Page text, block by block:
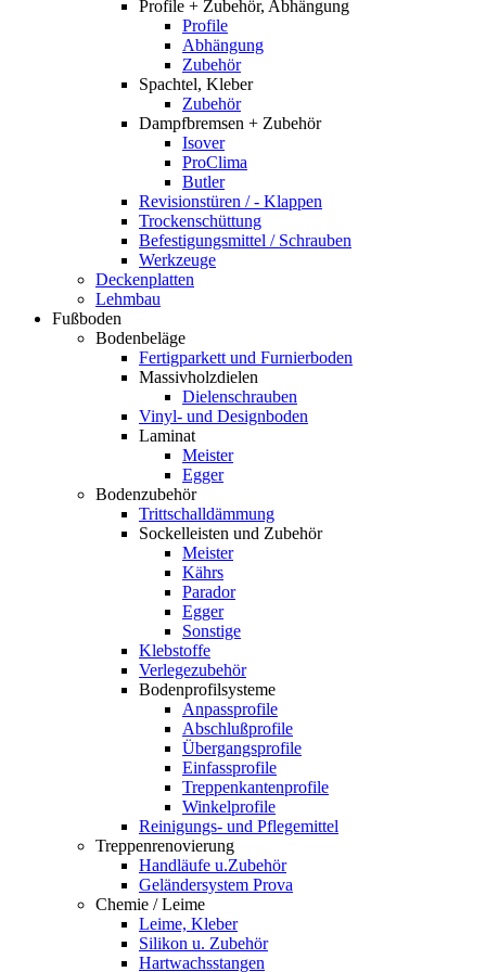
Profile + Zubehör, Abhängung
Profile
Abhängung
Zubehör
Spachtel, Kleber
Zubehör
Dampfbremsen + Zubehör
Isover
ProClima
Butler
Revisionstüren / - Klappen
Trockenschüttung
Befestigungsmittel / Schrauben
Werkzeuge
Deckenplatten
Lehmbau
Fußboden
Bodenbeläge
Fertigparkett und Furnierboden
Massivholzdielen
Dielenschrauben
Vinyl- und Designboden
Laminat
Meister
Egger
Bodenzubehör
Trittschalldämmung
Sockelleisten und Zubehör
Meister
Kährs
Parador
Egger
Sonstige
Klebstoffe
Verlegezubehör
Bodenprofilsysteme
Anpassprofile
Abschlußprofile
Übergangsprofile
Einfassprofile
Treppenkantenprofile
Winkelprofile
Reinigungs- und Pflegemittel
Treppenrenovierung
Handläufe u.Zubehör
Geländersystem Prova
Chemie / Leime
Leime, Kleber
Silikon u. Zubehör
Hartwachsstangen